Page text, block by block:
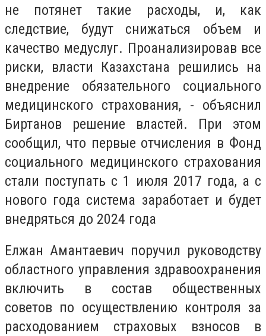
не потянет такие расходы, и, как
следствие, будут снижаться объем и
качество медуслуг. Проанализировав все
риски, власти Казахстана решились на
внедрение обязательного социального
медицинского страхования, - объяснил
Биртанов решение властей. При этом
сообщил, что первые отчисления в Фонд
социального медицинского страхования
стали поступать с 1 июля 2017 года, а с
нового года система заработает и будет
внедряться до 2024 года
Елжан Амантаевич поручил руководству
областного управления здравоохранения
включить в состав общественных
советов по осуществлению контроля за
расходованием страховых взносов в